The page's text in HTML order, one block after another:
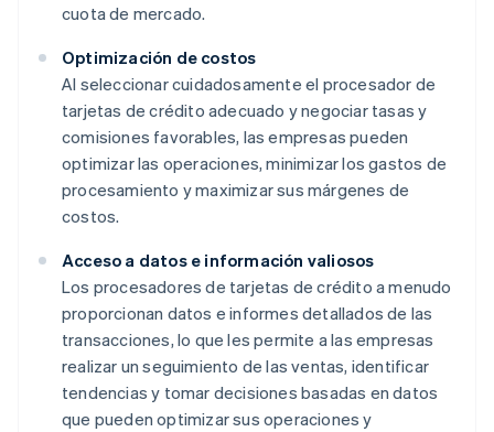
cuota de mercado.
Optimización de costos
Al seleccionar cuidadosamente el procesador de
tarjetas de crédito adecuado y negociar tasas y
comisiones favorables, las empresas pueden
optimizar las operaciones, minimizar los gastos de
procesamiento y maximizar sus márgenes de
costos.
Acceso a datos e información valiosos
Los procesadores de tarjetas de crédito a menudo
proporcionan datos e informes detallados de las
transacciones, lo que les permite a las empresas
realizar un seguimiento de las ventas, identificar
tendencias y tomar decisiones basadas en datos
que pueden optimizar sus operaciones y